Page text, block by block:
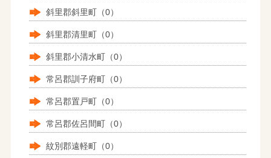
斜里郡斜里町（0）
斜里郡清里町（0）
斜里郡小清水町（0）
常呂郡訓子府町（0）
常呂郡置戸町（0）
常呂郡佐呂間町（0）
紋別郡遠軽町（0）